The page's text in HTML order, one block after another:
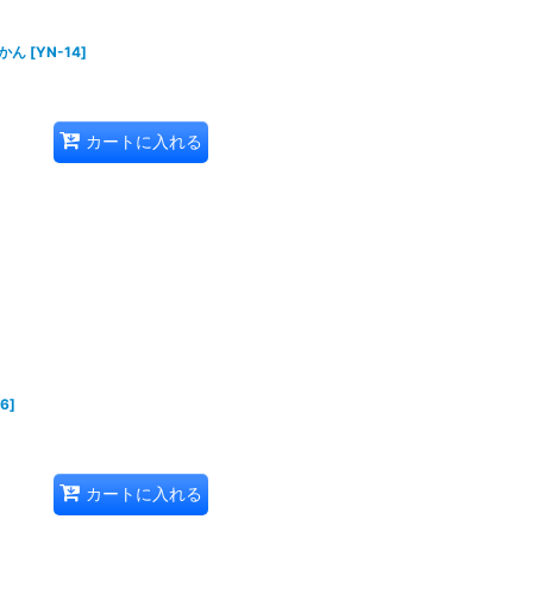
ん [YN-14]
カートに入れる
]
カートに入れる